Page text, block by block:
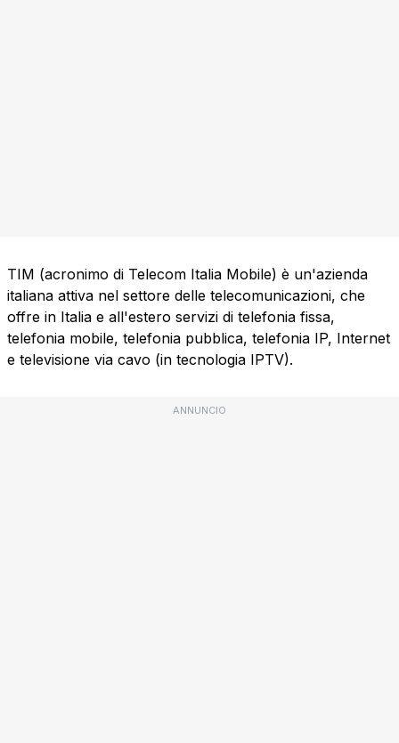
TIM (acronimo di Telecom Italia Mobile) è un'azienda
italiana attiva nel settore delle telecomunicazioni, che
offre in Italia e all'estero servizi di telefonia fissa,
telefonia mobile, telefonia pubblica, telefonia IP, Internet
e televisione via cavo (in tecnologia IPTV).
ANNUNCIO